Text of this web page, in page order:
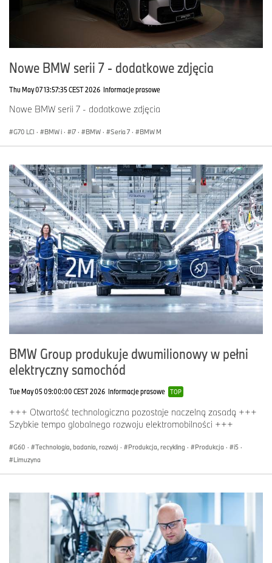
Nowe BMW serii 7 - dodatkowe zdjęcia
Thu May 07 13:57:35 CEST 2026 Informacje prasowe
Nowe BMW serii 7 - dodatkowe zdjęcia
G70 LCI · BMW i · i7 · BMW · Seria 7 · BMW M
BMW Group produkuje dwumilionowy w pełni
elektryczny samochód
Tue May 05 09:00:00 CEST 2026 Informacje prasowe TOP
+++ Otwartość technologiczna pozostaje naczelną zasadą +++
Szybkie tempo globalnego rozwoju elektromobilności +++
G60 · Technologia, badania, rozwój · Produkcja, recykling · Produkcja · i5 ·
Limuzyna